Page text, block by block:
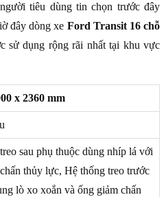
tiêu dùng tin chọn trước đây
đây dòng xe Ford Transit 16 chỗ
sử dụng rộng rãi nhất tại khu vực
x 2360 mm
sau phụ thuộc dùng nhíp lá với
thủy lực, Hệ thống treo trước
lò xo xoắn và ống giảm chấn